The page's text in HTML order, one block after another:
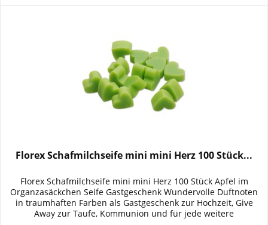
Florex Schafmilchseife mini mini Herz 100 Stück...
Florex Schafmilchseife mini mini Herz 100 Stück Apfel im
Organzasäckchen Seife Gastgeschenk Wundervolle Duftnoten
in traumhaften Farben als Gastgeschenk zur Hochzeit, Give
Away zur Taufe, Kommunion und für jede weitere